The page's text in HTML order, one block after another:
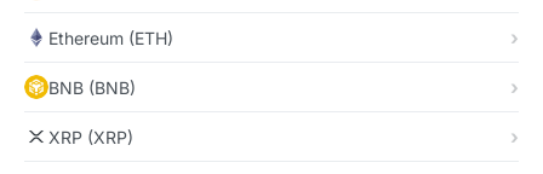
Ethereum (ETH)
BNB (BNB)
XRP (XRP)